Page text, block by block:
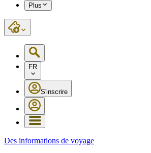
Plus
FR
S'inscrire
Des informations de voyage